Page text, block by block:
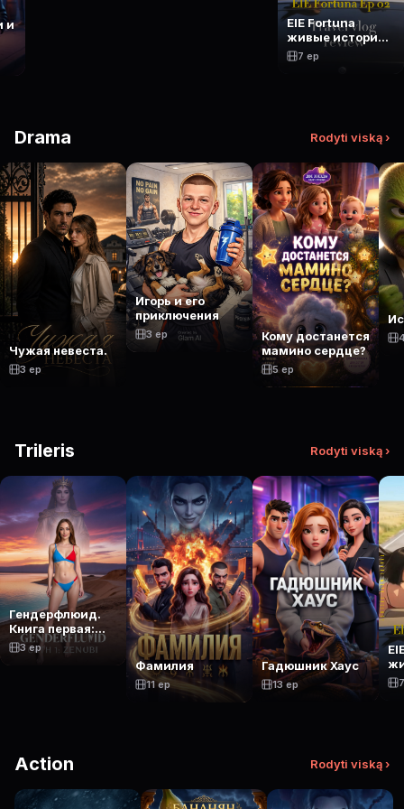
и
ElE Fortuna
живые истории
молодой
женщины
7 ep
Drama Rodyti viską ›
Чужая невеста.
3 ep
Игорь и его
приключения
3 ep
Кому достанется
мамино сердце?
5 ep
Trileris Rodyti viską ›
Гендерфлюид.
Книга первая:
Зеноби
3 ep
Фамилия
11 ep
Гадюшник Хаус
13 ep
Action Rodyti viską ›